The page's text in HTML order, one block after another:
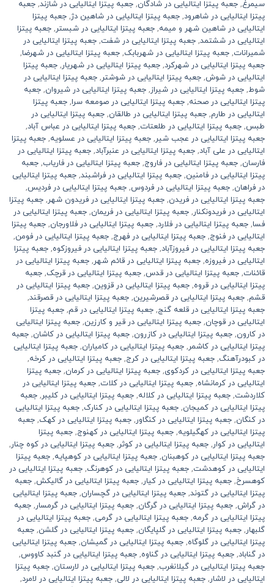
سیمرغ, جعبه پیتزا ایتالیایی در شادگان, جعبه پیتزا ایتالیایی در شازند, جعبه
پیتزا ایتالیایی در شاهرود, جعبه پیتزا ایتالیایی در شاهین دژ, جعبه پیتزا
ایتالیایی در شاهین شهر و میمه, جعبه پیتزا ایتالیایی در شبستر, جعبه پیتزا
ایتالیایی در ششتمد, جعبه پیتزا ایتالیایی در شفت, جعبه پیتزا ایتالیایی در
شمیرانات, جعبه پیتزا ایتالیایی در شهربابک, جعبه پیتزا ایتالیایی در شهرضا,
جعبه پیتزا ایتالیایی در شهرکرد, جعبه پیتزا ایتالیایی در شهریار, جعبه پیتزا
ایتالیایی در شوش, جعبه پیتزا ایتالیایی در شوشتر, جعبه پیتزا ایتالیایی در
شوط, جعبه پیتزا ایتالیایی در شیراز, جعبه پیتزا ایتالیایی در شیروان, جعبه
پیتزا ایتالیایی در صحنه, جعبه پیتزا ایتالیایی در صومعه سرا, جعبه پیتزا
ایتالیایی در طارم, جعبه پیتزا ایتالیایی در طالقان, جعبه پیتزا ایتالیایی در
طبس, جعبه پیتزا ایتالیایی در طلعتات, جعبه پیتزا ایتالیایی در عباس آباد,
جعبه پیتزا ایتالیایی در عجب شیر, جعبه پیتزا ایتالیایی در عسلویه, جعبه پیتزا
ایتالیایی در علی آباد, جعبه پیتزا ایتالیایی در عنبرآباد, جعبه پیتزا ایتالیایی در
فارسان, جعبه پیتزا ایتالیایی در فاروج, جعبه پیتزا ایتالیایی در فاریاب, جعبه
پیتزا ایتالیایی در فامنین, جعبه پیتزا ایتالیایی در فراشبند, جعبه پیتزا ایتالیایی
در فراهان, جعبه پیتزا ایتالیایی در فردوس, جعبه پیتزا ایتالیایی در فردیس,
جعبه پیتزا ایتالیایی در فریدن, جعبه پیتزا ایتالیایی در فریدون شهر, جعبه پیتزا
ایتالیایی در فریدونکنار, جعبه پیتزا ایتالیایی در فریمان, جعبه پیتزا ایتالیایی در
فسا, جعبه پیتزا ایتالیایی در فلارد, جعبه پیتزا ایتالیایی در فلاورجان, جعبه پیتزا
ایتالیایی در فنوج, جعبه پیتزا ایتالیایی در فهرج, جعبه پیتزا ایتالیایی در فومن,
جعبه پیتزا ایتالیایی در فیروزآباد, جعبه پیتزا ایتالیایی در فیروزکوه, جعبه پیتزا
ایتالیایی در فیروزه, جعبه پیتزا ایتالیایی در قائم شهر, جعبه پیتزا ایتالیایی در
قائنات, جعبه پیتزا ایتالیایی در قدس, جعبه پیتزا ایتالیایی در قرچک, جعبه
پیتزا ایتالیایی در قروه, جعبه پیتزا ایتالیایی در قزوین, جعبه پیتزا ایتالیایی در
قشم, جعبه پیتزا ایتالیایی در قصرشیرین, جعبه پیتزا ایتالیایی در قصرقند,
جعبه پیتزا ایتالیایی در قلعه گنج, جعبه پیتزا ایتالیایی در قم, جعبه پیتزا
ایتالیایی در قوچان, جعبه پیتزا ایتالیایی در قیر و کارزین, جعبه پیتزا ایتالیایی
در کارون, جعبه پیتزا ایتالیایی در کازرون, جعبه پیتزا ایتالیایی در کاشان, جعبه
پیتزا ایتالیایی در کاشمر, جعبه پیتزا ایتالیایی در کامیاران, جعبه پیتزا ایتالیایی
در کبودرآهنگ, جعبه پیتزا ایتالیایی در کرج, جعبه پیتزا ایتالیایی در کرخه,
جعبه پیتزا ایتالیایی در کردکوی, جعبه پیتزا ایتالیایی در کرمان, جعبه پیتزا
ایتالیایی در کرمانشاه, جعبه پیتزا ایتالیایی در کلات, جعبه پیتزا ایتالیایی در
کلاردشت, جعبه پیتزا ایتالیایی در کلاله, جعبه پیتزا ایتالیایی در کلیبر, جعبه
پیتزا ایتالیایی در کمیجان, جعبه پیتزا ایتالیایی در کنارک, جعبه پیتزا ایتالیایی
در کنگان, جعبه پیتزا ایتالیایی در کنگاور, جعبه پیتزا ایتالیایی در کهک, جعبه
پیتزا ایتالیایی در کهگیلویه, جعبه پیتزا ایتالیایی در کهنوج, جعبه پیتزا
ایتالیایی در کوار, جعبه پیتزا ایتالیایی در کوثر, جعبه پیتزا ایتالیایی در کوه چنار,
جعبه پیتزا ایتالیایی در کوهبنان, جعبه پیتزا ایتالیایی در کوهپایه, جعبه پیتزا
ایتالیایی در کوهدشت, جعبه پیتزا ایتالیایی در کوهرنگ, جعبه پیتزا ایتالیایی در
کوهسرخ, جعبه پیتزا ایتالیایی در کیار, جعبه پیتزا ایتالیایی در گالیکش, جعبه
پیتزا ایتالیایی در گتوند, جعبه پیتزا ایتالیایی در گچساران, جعبه پیتزا ایتالیایی
در گراش, جعبه پیتزا ایتالیایی در گرگان, جعبه پیتزا ایتالیایی در گرمسار, جعبه
پیتزا ایتالیایی در گرمه, جعبه پیتزا ایتالیایی در گرمی, جعبه پیتزا ایتالیایی در
گلبهار, جعبه پیتزا ایتالیایی در گلپایگان, جعبه پیتزا ایتالیایی در گلشن, جعبه
پیتزا ایتالیایی در گلوگاه, جعبه پیتزا ایتالیایی در گمیشان, جعبه پیتزا ایتالیایی
در گناباد, جعبه پیتزا ایتالیایی در گناوه, جعبه پیتزا ایتالیایی در گنبد کاووس,
جعبه پیتزا ایتالیایی در گیلانغرب, جعبه پیتزا ایتالیایی در لارستان, جعبه پیتزا
ایتالیایی در لاشار, جعبه پیتزا ایتالیایی در لالی, جعبه پیتزا ایتالیایی در لامرد,